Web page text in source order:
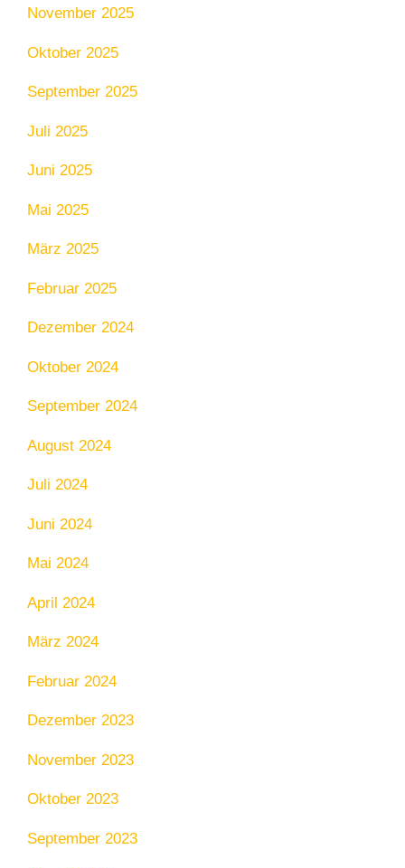
November 2025
Oktober 2025
September 2025
Juli 2025
Juni 2025
Mai 2025
März 2025
Februar 2025
Dezember 2024
Oktober 2024
September 2024
August 2024
Juli 2024
Juni 2024
Mai 2024
April 2024
März 2024
Februar 2024
Dezember 2023
November 2023
Oktober 2023
September 2023